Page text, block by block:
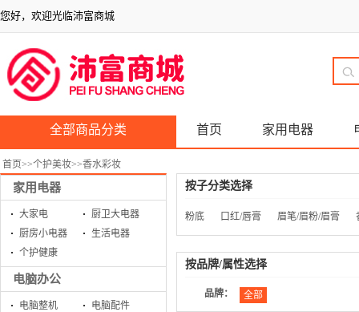
您好，欢迎光临沛富商城
全部商品分类 首页 家用电器
首页>>个护美妆>>香水彩妆
家用电器
大家电
厨卫大电器
厨房小电器
生活电器
个护健康
电脑办公
电脑整机
电脑配件
按子分类选择
粉底 口红/唇膏 眉笔/眉粉/眉膏
按品牌/属性选择
品牌： 全部